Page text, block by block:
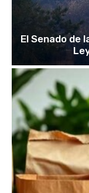
El Senado de